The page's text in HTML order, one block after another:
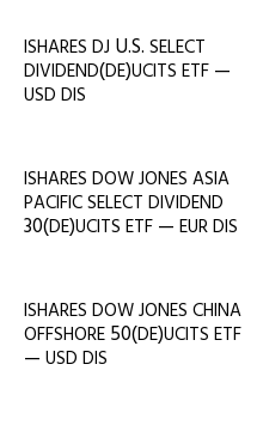
ISHARES DJ U.S. SELECT
DIVIDEND(DE)UCITS ETF —
USD DIS
ISHARES DOWJONES ASIA
PACIFICSELECT DIVIDEND
30(DE)UCITS ETF — EURDIS
ISHARES DOWJONES CHINA
OFFSHORE 50(DE)UCITS ETF
— USD DIS